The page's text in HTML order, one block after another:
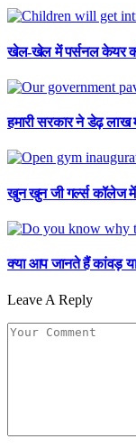
खेल-खेल में पर्सनल केयर
हमारी सरकार ने डेढ़ लाख
खुन खुन जी गर्ल्स कॉलेज
क्या आप जानते हैं कांवड़
Leave A Reply